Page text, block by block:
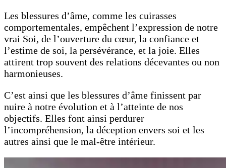
Les blessures d’âme, comme les cuirasses
comportementales, empêchent l’expression de notre
vrai Soi, de l’ouverture du cœur, la confiance et
l’estime de soi, la persévérance, et la joie. Elles
attirent trop souvent des relations décevantes ou non
harmonieuses.
C’est ainsi que les blessures d’âme finissent par
nuire à notre évolution et à l’atteinte de nos
objectifs. Elles font ainsi perdurer
l’incompréhension, la déception envers soi et les
autres ainsi que le mal-être intérieur.